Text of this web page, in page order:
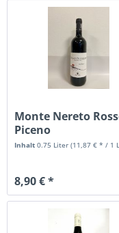
Monte Nereto
Piceno
Inhalt0.75 Liter(11,87 € * / 1
8,90 € *